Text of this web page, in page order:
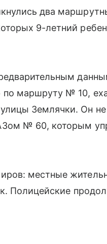
два
9-летний
по маршруту № 10,
Землячки. Он
№ 60, которым
местные
Полицейские